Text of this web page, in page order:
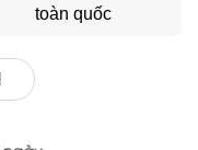
toàn quốc